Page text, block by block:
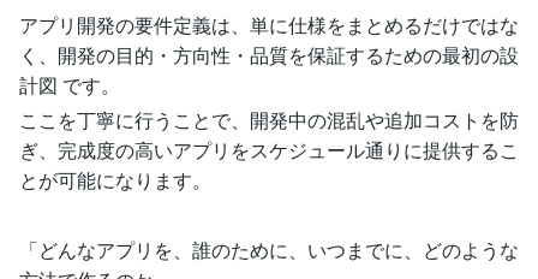
アプリ開発の要件定義は、単に仕様をまとめるだけではな
く、開発の目的・方向性・品質を保証するための最初の設
計図 です。
ここを丁寧に行うことで、開発中の混乱や追加コストを防
ぎ、完成度の高いアプリをスケジュール通りに提供するこ
とが可能になります。
「どんなアプリを、誰のために、いつまでに、どのような